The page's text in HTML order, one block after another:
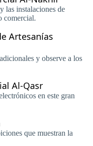
las instalaciones de
comercial.
Artesanías
y observe a los
Al-Qasr
en este gran
que muestran la